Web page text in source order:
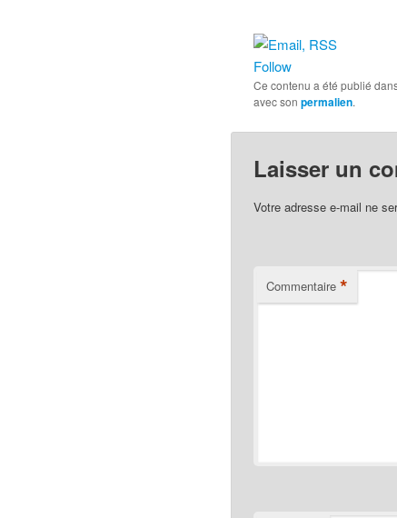
Follow
Ce contenu a été publié
avec sonpermalien.
Laisser un
Votre adresse e-mail ne
Commentaire *